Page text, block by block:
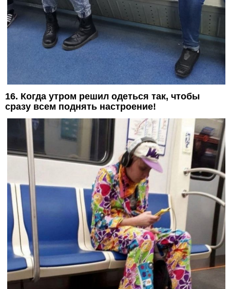
16. Когда утром решил одеться так, чтобы
сразу всем поднять настроение!